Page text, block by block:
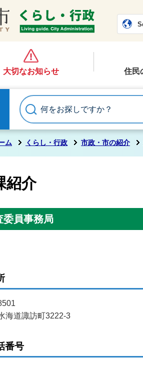
大切なお知らせ 住民
ム くらし・行政 市政・市の紹介
紹介
委員事務局
海道諏訪町3222-3
番号